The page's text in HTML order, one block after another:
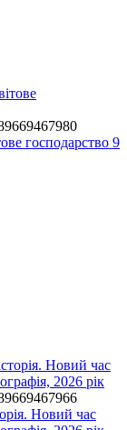
господарство 9
Новий час